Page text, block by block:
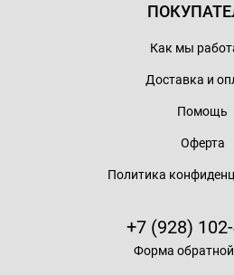
Как мы
Доставка и
Помощь
Оферта
Политика
+7 (928)
Форма обратной